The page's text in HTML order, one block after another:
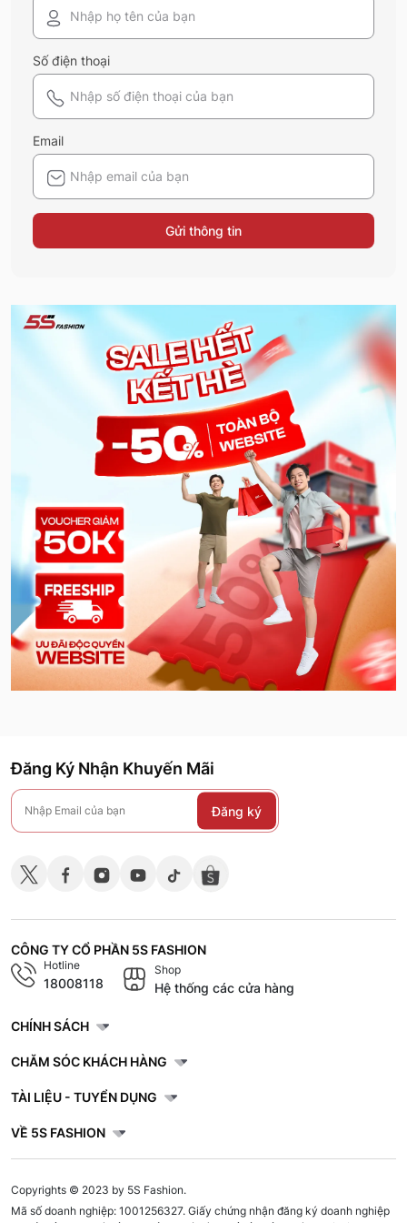
Số điện thoại
Email
Gửi thông tin
Đăng Ký Nhận Khuyến Mãi
Đăng ký
CÔNG TY CỔ PHẦN 5S FASHION
Hotline
18008118
Shop
Hệ thống các cửa hàng
CHÍNH SÁCH
CHĂM SÓC KHÁCH HÀNG
TÀI LIỆU - TUYỂN DỤNG
VỀ 5S FASHION
Copyrights © 2023 by 5S Fashion.
Mã số doanh nghiệp: 1001256327. Giấy chứng nhận đăng ký doanh nghiệp